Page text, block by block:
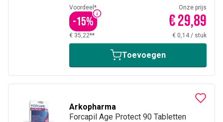
Voordeel*
-15%
Onze prijs
€ 29,89
€ 35,22** € 0,14 / stuk
Toevoegen
Arkopharma
Forcapil Age Protect 90 Tabletten